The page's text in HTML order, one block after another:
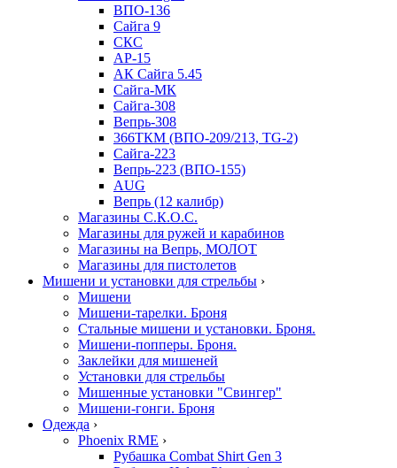
ВПО-136
Сайга 9
СКС
АР-15
АК Сайга 5.45
Сайга-МК
Сайга-308
Вепрь-308
366ТКМ (ВПО-209/213, TG-2)
Сайга-223
Вепрь-223 (ВПО-155)
AUG
Вепрь (12 калибр)
Магазины С.К.О.С.
Магазины для ружей и карабинов
Магазины на Вепрь, МОЛОТ
Магазины для пистолетов
Мишени и установки для стрельбы ›
Мишени
Мишени-тарелки. Броня
Стальные мишени и установки. Броня.
Мишени-попперы. Броня.
Заклейки для мишеней
Установки для стрельбы
Мишенные установки "Свингер"
Мишени-гонги. Броня
Одежда ›
Phoenix RME ›
Рубашка Combat Shirt Gen 3